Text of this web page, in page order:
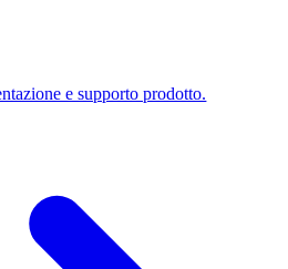
e supporto prodotto.